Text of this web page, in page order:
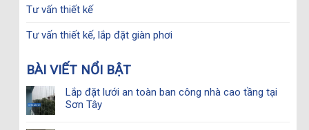
Tư vấn thiết kế
Tư vấn thiết kế, lắp đặt giàn phơi
BÀI VIẾT NỔI BẬT
Lắp đặt lưới an toàn ban công nhà cao tầng tại
Sơn Tây